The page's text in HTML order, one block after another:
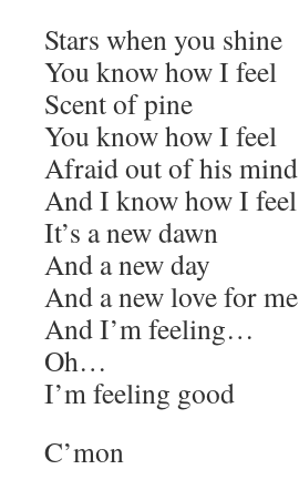
Stars when you shine
You know how I feel
Scent of pine
You know how I feel
Afraid out of his mind
And I know how I feel
It’s a new dawn
And a new day
And a new love for me
And I’m feeling…
Oh…
I’m feeling good
C’mon